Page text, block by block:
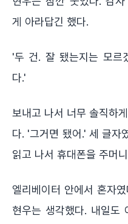
게 아라답긴 했다.
'두 건. 잘 됐는지는 모르
다.'
보내고 나서 너무 솔직하
다. '그거면 됐어.' 세 글자
읽고 나서 휴대폰을 주머
엘리베이터 안에서 혼자
현우는 생각했다. 내일도